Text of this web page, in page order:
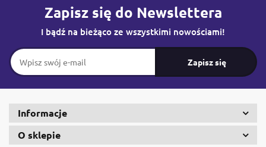
Zapisz się do Newslettera
I bądź na bieżąco ze wszystkimi nowościami!
Informacje
O sklepie